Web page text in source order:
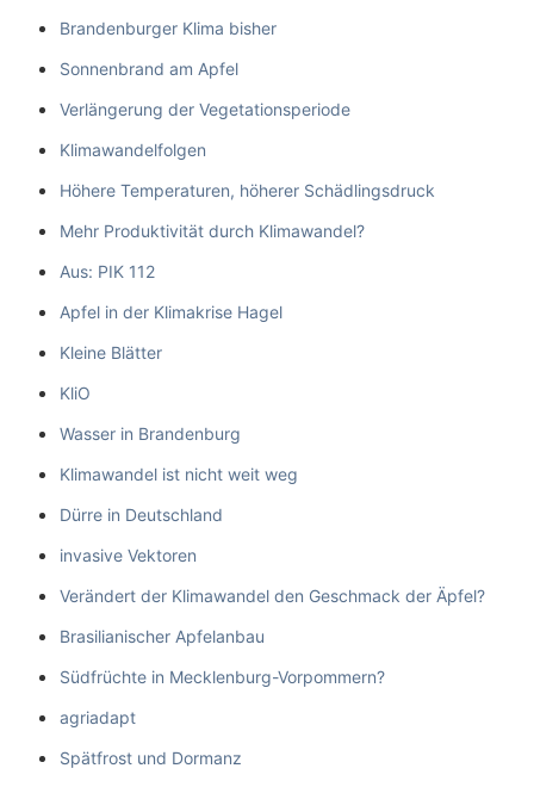
Brandenburger Klima bisher
Sonnenbrand am Apfel
Verlängerung der Vegetationsperiode
Klimawandelfolgen
Höhere Temperaturen, höherer Schädlingsdruck
Mehr Produktivität durch Klimawandel?
Aus: PIK 112
Apfel in der Klimakrise Hagel
Kleine Blätter
KliO
Wasser in Brandenburg
Klimawandel ist nicht weit weg
Dürre in Deutschland
invasive Vektoren
Verändert der Klimawandel den Geschmack der Äpfel?
Brasilianischer Apfelanbau
Südfrüchte in Mecklenburg-Vorpommern?
agriadapt
Spätfrost und Dormanz